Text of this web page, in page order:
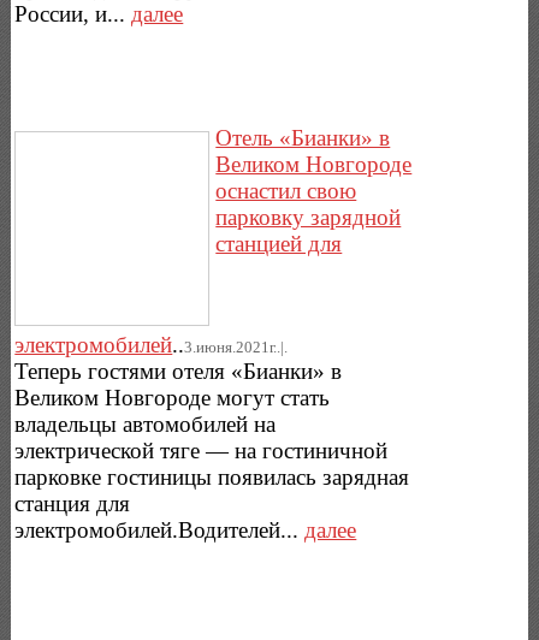
России, и... далее
Отель «Бианки» в
Великом Новгороде
оснастил свою
парковку зарядной
станцией для
электромобилей..3.июня.2021г..|.
Теперь гостями отеля «Бианки» в
Великом Новгороде могут стать
владельцы автомобилей на
электрической тяге — на гостиничной
парковке гостиницы появилась зарядная
станция для
электромобилей.Водителей...далее